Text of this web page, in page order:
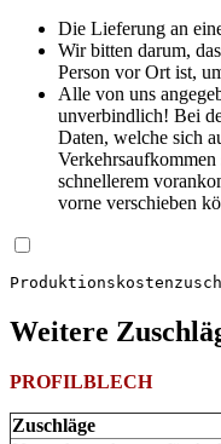
Die Lieferung an
Wir bitten darum,
Person vor Ort ist,
Alle von uns
unverbindlich! Bei
Daten, welche sich
schnellerem
vorne verschieben
Weitere
PROFILBLECH
Zuschläge